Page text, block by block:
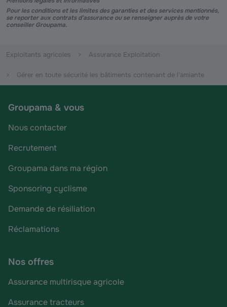
Pour les conditions et les limites des garanties et des services mentionnés,
se reporter aux contrats d’assurance ou se renseigner auprès de votre
conseiller Groupama.
Exploitants agricoles Assurance Exploitation
Gérer en toute sécurité les bâtiments contenant de l’amiante
Groupama & vous
Nous contacter
Recrutement
Groupama dans ma région
Sponsoring cyclisme
Demande de résiliation
Réclamations
Nos offres
Assurance multirisque agricole
Assurance tracteurs